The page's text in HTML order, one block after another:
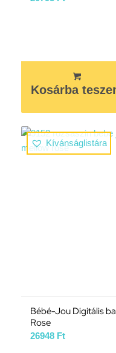
Kosárba
Kívánságlistára
Bébé-Jou Digitális
Rose
26948 Ft